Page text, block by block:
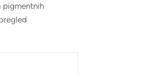
pigmentnih